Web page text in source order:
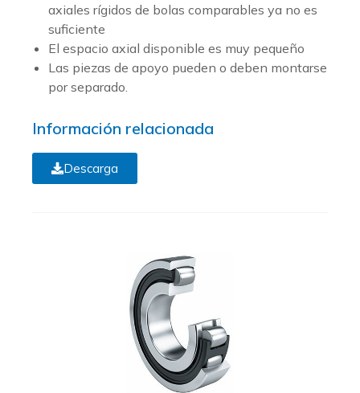
axiales rígidos de bolas comparables ya no es
suficiente
El espacio axial disponible es muy pequeño
Las piezas de apoyo pueden o deben montarse
por separado.
Información relacionada
Descarga